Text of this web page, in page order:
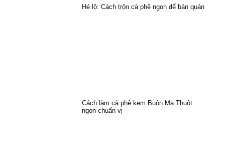
Hé lộ: Cách trộn cà phê ngon để bán quán
Cách làm cà phê kem Buôn Ma Thuột
ngon chuẩn vị